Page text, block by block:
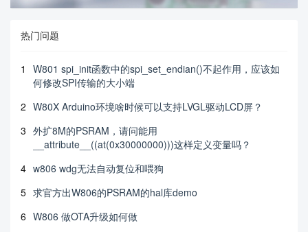
热门问题
1
W801 spi_init函数中的spi_set_endian()不起作用，应该如
何修改SPI传输的大小端
2 W80X Arduino环境啥时候可以支持LVGL驱动LCD屏？
3 外扩8M的PSRAM，请问能用
__attribute__((at(0x30000000)))这样定义变量吗？
4 w806 wdg无法自动复位和喂狗
5 求官方出W806的PSRAM的hal库demo
6 W806 做OTA升级如何做